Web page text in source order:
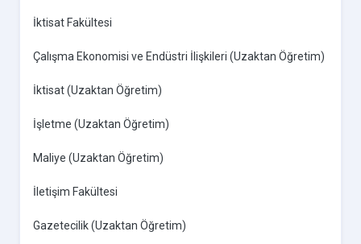
İktisat Fakültesi
Çalışma Ekonomisi ve Endüstri İlişkileri (Uzaktan Öğretim)
İktisat (Uzaktan Öğretim)
İşletme (Uzaktan Öğretim)
Maliye (Uzaktan Öğretim)
İletişim Fakültesi
Gazetecilik (Uzaktan Öğretim)